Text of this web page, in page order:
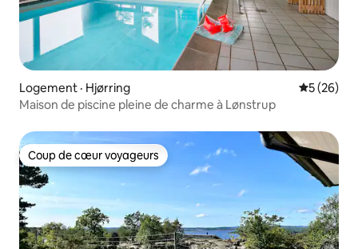
Logement · Hjørring Note
5 (26)
Maison de piscine pleine de charme à Lønstrup
Coup de cœur voyageurs
Coup de cœur voyageurs